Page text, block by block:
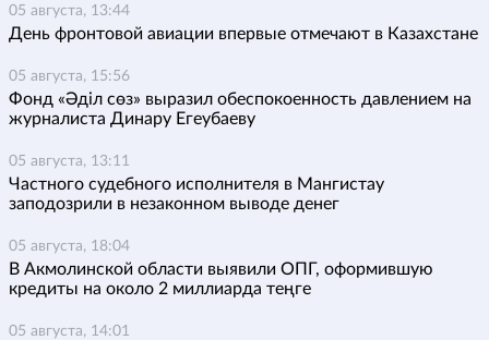
05 августа, 13:44
День фронтовой авиации впервые отмечают в Казахстане
05 августа, 15:56
Фонд «Әділ сөз» выразил обеспокоенность давлением на
журналиста Динару Егеубаеву
05 августа, 13:11
Частного судебного исполнителя в Мангистау
заподозрили в незаконном выводе денег
05 августа, 18:04
В Акмолинской области выявили ОПГ, оформившую
кредиты на около 2 миллиарда теңге
05 августа, 14:01